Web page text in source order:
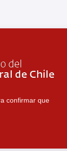
confirmar que